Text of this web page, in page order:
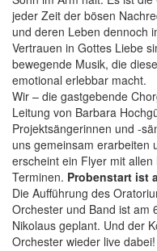
jeder Zeit der bösen
und deren Leben dennoch
Vertrauen in Gottes Liebe
bewegende Musik, die
emotional erlebbar macht.
Wir – die gastgebende
Leitung von Barbara
Projektsängerinnen und -
uns gemeinsam erarbeiten
erscheint ein Flyer mit
Terminen. Probenstart ist
Die Aufführung des
Orchester und Band ist am
Nikolaus geplant. Und der
Orchester wieder live dabei!